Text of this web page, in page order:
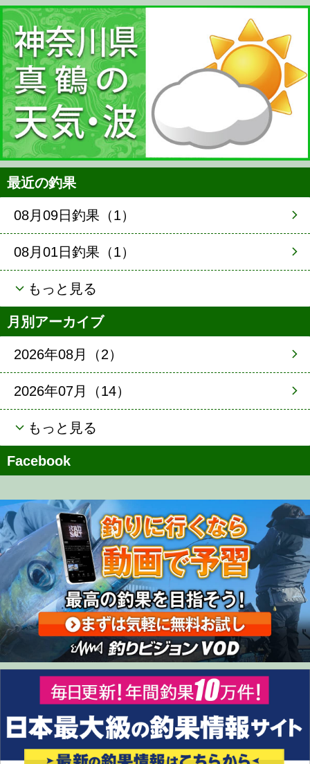
最近の釣果
08月09日釣果（1）
08月01日釣果（1）
もっと見る
月別アーカイブ
2026年08月（2）
2026年07月（14）
もっと見る
Facebook